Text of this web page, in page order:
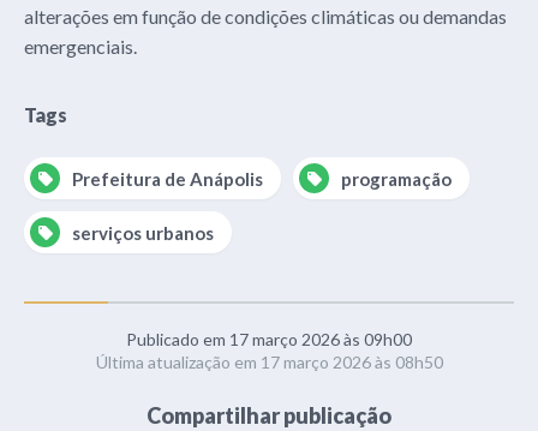
alterações em função de condições climáticas ou demandas
emergenciais.
Tags
Prefeitura de Anápolis programação
serviços urbanos
Publicado em 17 março 2026 às 09h00
Última atualização em 17 março 2026 às 08h50
Compartilhar publicação